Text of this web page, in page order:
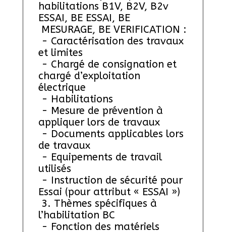
habilitations B1V, B2V, B2v
ESSAI, BE ESSAI, BE
MESURAGE, BE VERIFICATION :
et limites
chargé d’exploitation
électrique
- Habilitations
appliquer lors de travaux
de travaux
utilisés
Essai (pour attribut « ESSAI »)
l’habilitation BC